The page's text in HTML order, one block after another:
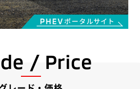
/ Price